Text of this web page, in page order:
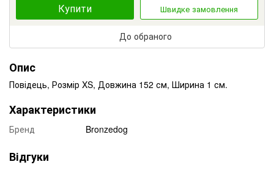
Купити Швидке замовлення
До обраного
Опис
Повідець, Розмір XS, Довжина 152 см, Ширина 1 см.
Характеристики
Бренд Bronzedog
Відгуки